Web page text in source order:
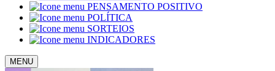
PENSAMENTO POSITIVO
POLÍTICA
SORTEIOS
INDICADORES
MENU